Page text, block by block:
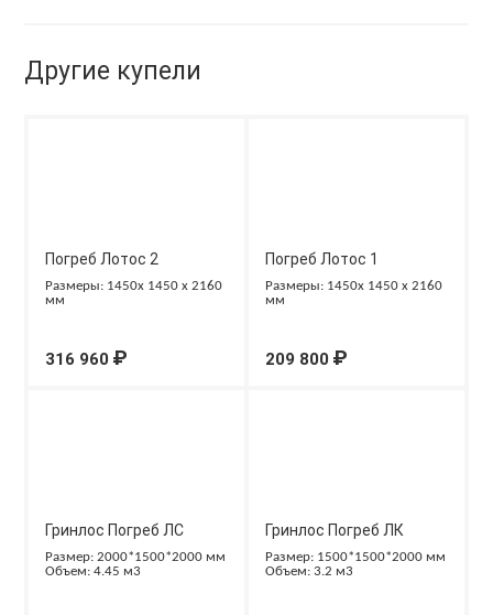
Другие купели
Погреб Лотос 2
Размеры: 1450x 1450 x 2160
мм
316 960 ₽
Погреб Лотос 1
Размеры: 1450x 1450 x 2160
мм
209 800 ₽
Гринлос Погреб ЛС
2000*1500*2000
Размер: 2000*1500*2000 мм
Объем: 4.45 м3
Гринлос Погреб ЛК
1500*1500*2000
Размер: 1500*1500*2000 мм
Объем: 3.2 м3